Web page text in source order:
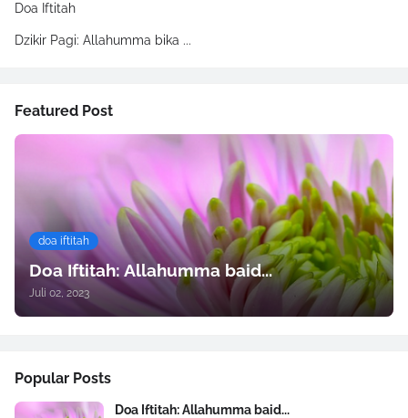
Doa Iftitah
Dzikir Pagi: Allahumma bika ...
Featured Post
doa iftitah
Doa Iftitah: Allahumma baid...
Juli 02, 2023
Popular Posts
Doa Iftitah: Allahumma baid...